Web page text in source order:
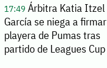
17:49Árbitra Katia Itzel
García se niega a firmar
playera de Pumas tras
partido de Leagues Cup